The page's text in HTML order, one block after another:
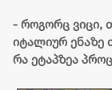
- როგორც ვიცი,
იტალიურ ენაზე
რა ეტაპზეა